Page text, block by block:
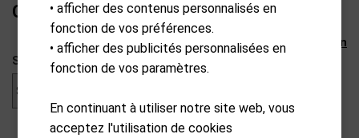
CHF 45.00
Annuler la sélection
Sexe
• afficher des contenus personnalisés en
fonction de vos préférences.
• afficher des publicités personnalisées en
fonction de vos paramètres.
En continuant à utiliser notre site web, vous
acceptez l'utilisation de cookies